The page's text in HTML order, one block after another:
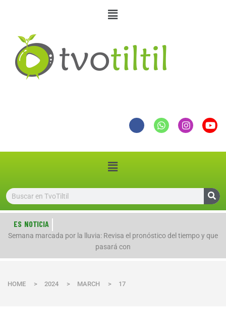
ES NOTICIA
Semana marcada por la lluvia: Revisa el pronóstico del tiempo y que
pasará con
HOME > 2024 > MARCH > 17